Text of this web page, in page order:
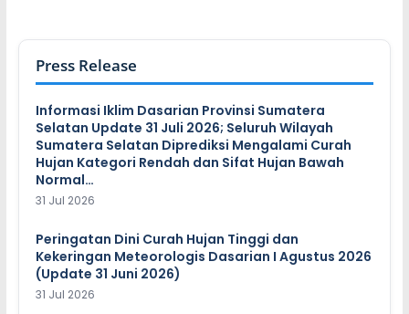
Press Release
Informasi Iklim Dasarian Provinsi Sumatera
Selatan Update 31 Juli 2026; Seluruh Wilayah
Sumatera Selatan Diprediksi Mengalami Curah
Hujan Kategori Rendah dan Sifat Hujan Bawah
Normal…
31 Jul 2026
Peringatan Dini Curah Hujan Tinggi dan
Kekeringan Meteorologis Dasarian I Agustus 2026
(Update 31 Juni 2026)
31 Jul 2026